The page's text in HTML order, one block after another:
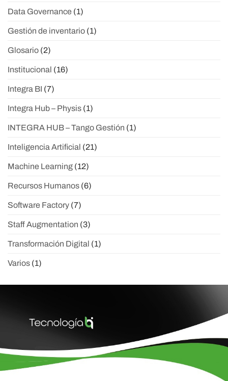
Data Governance (1)
Gestión de inventario (1)
Glosario (2)
Institucional (16)
Integra BI (7)
Integra Hub – Physis (1)
INTEGRA HUB – Tango Gestión (1)
Inteligencia Artificial (21)
Machine Learning (12)
Recursos Humanos (6)
Software Factory (7)
Staff Augmentation (3)
Transformación Digital (1)
Varios (1)